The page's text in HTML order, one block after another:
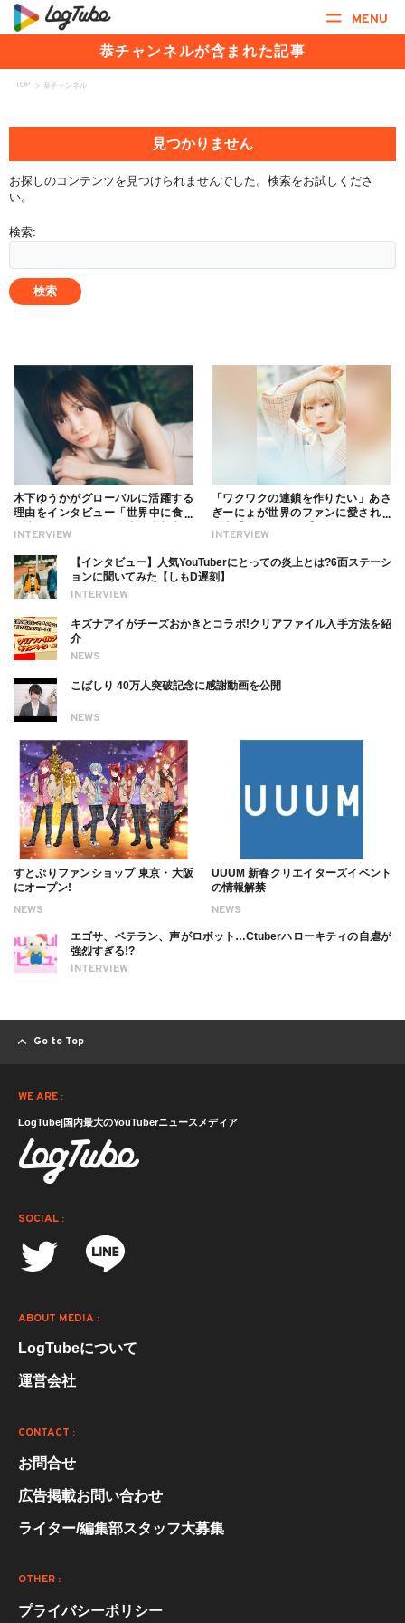
MENU
恭チャンネルが含まれた記事
TOP > 恭チャンネル
見つかりません
お探しのコンテンツを見つけられませんでした。検索をお試しくださ
い。
検索:
INTERVIEW
木下ゆうかがグローバルに活躍する
理由をインタビュー「世界中に食べ
ついても
INTERVIEW
「ワクワクの連鎖を作りたい」あさ
ぎーにょが世界のファンに愛される
INTERVIEW
【インタビュー】人気YouTuberにとっての炎上とは?6面ステーシ
ョンに聞いてみた【しもD遅刻】
NEWS
キズナアイがチーズおかきとコラボ!クリアファイル入手方法を紹
介
NEWS
こばしり 40万人突破記念に感謝動画を公開
NEWS
すとぷりファンショップ 東京・大阪
にオープン!
NEWS
UUUM 新春クリエイターズイベント
の情報解禁
INTERVIEW
エゴサ、ベテラン、声がロボット…Ctuberハローキティの自虐が
強烈すぎる!?
Go to Top
WE ARE :
LogTube|国内最大のYouTuberニュースメディア
SOCIAL :
ABOUT MEDIA :
LogTubeについて
運営会社
CONTACT :
お問合せ
広告掲載お問い合わせ
ライター/編集部スタッフ大募集
OTHER :
プライバシーポリシー